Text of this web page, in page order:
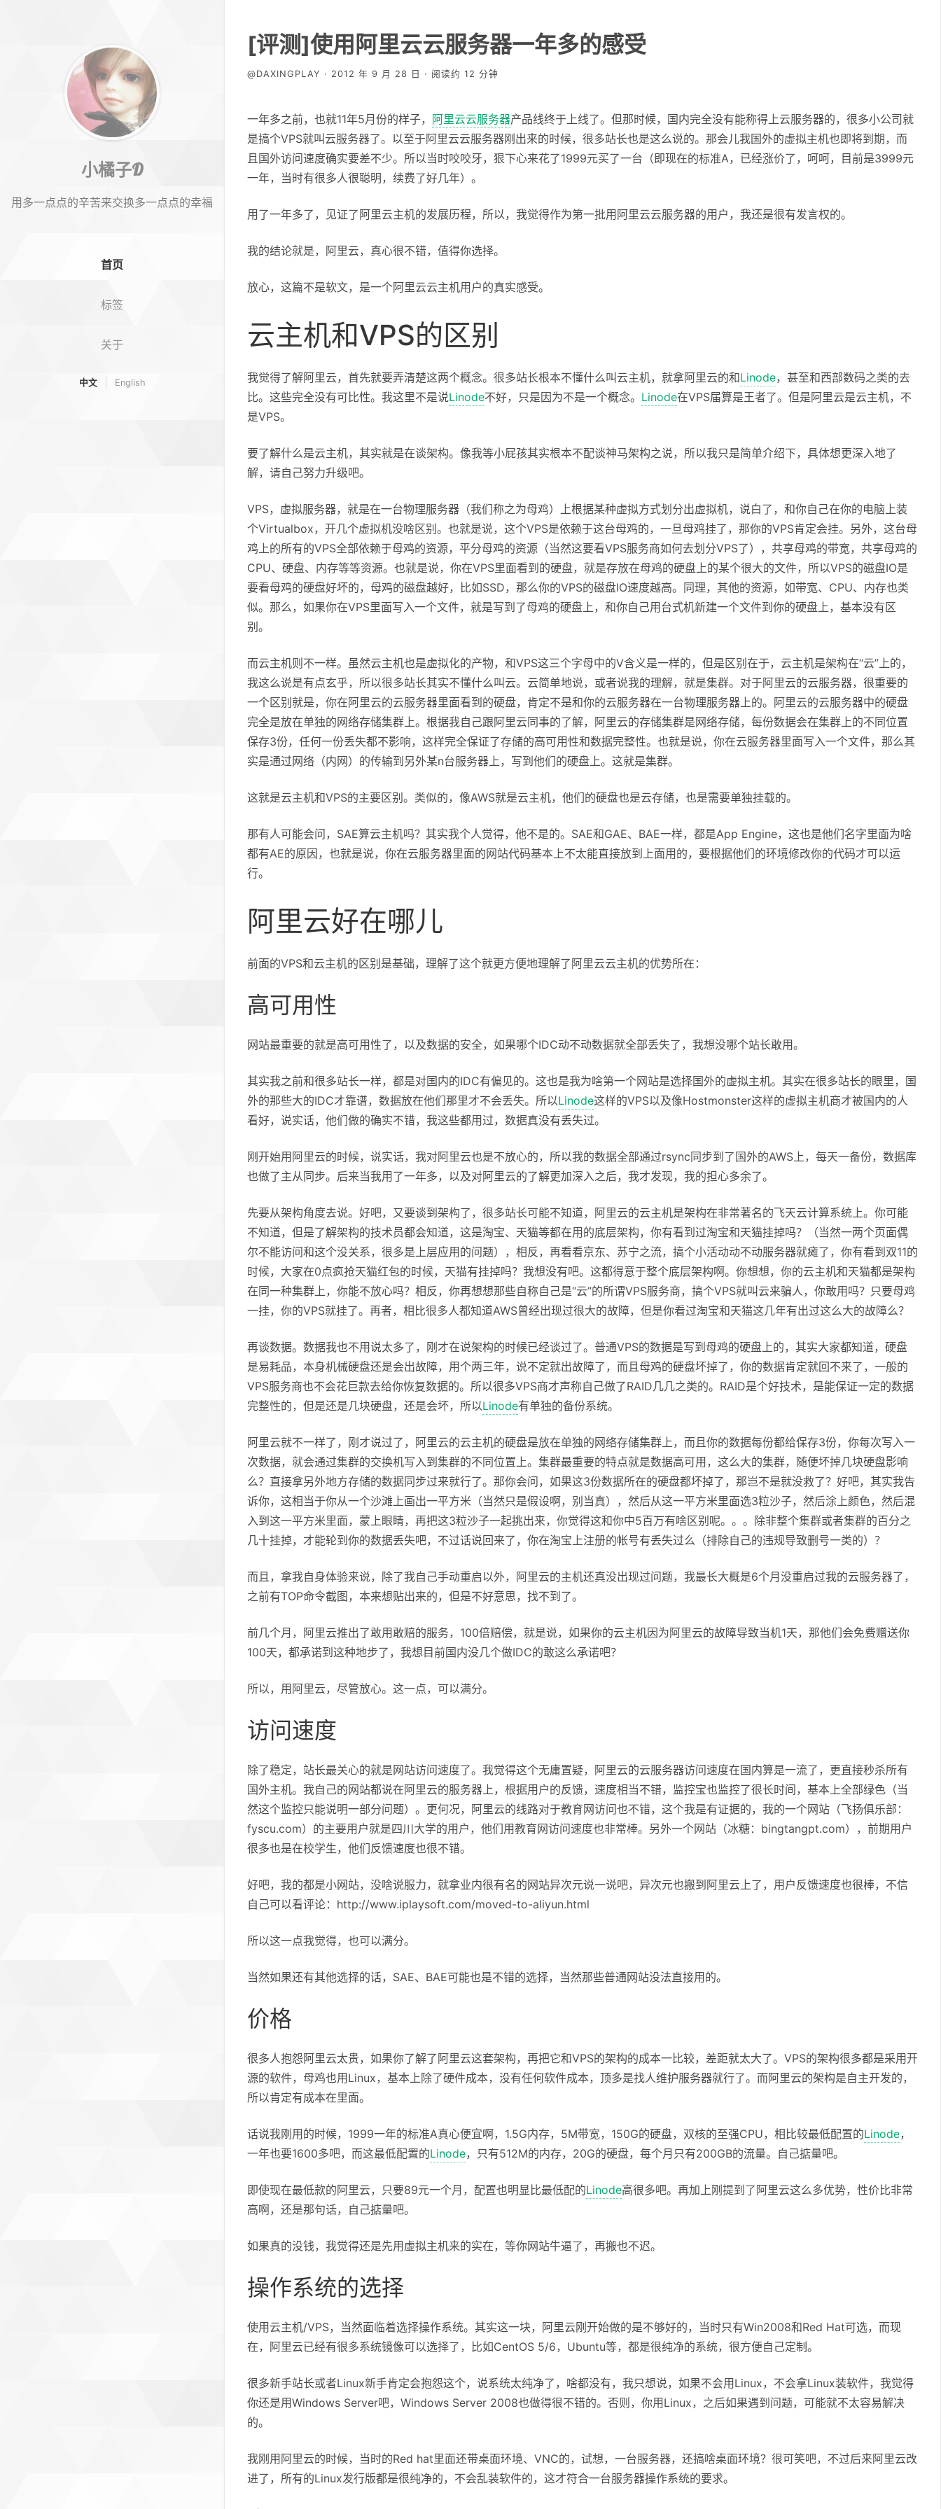
小橘子D
用多一点点的辛苦来交换多一点点的幸福
首页
标签
关于
中文 English
[评测]使用阿里云云服务器一年多的感受
@DAXINGPLAY · 2012 年 9 月 28 日 · 阅读约 12 分钟
一年多之前，也就11年5月份的样子， 阿里云云服务器产品线终于上线了。但那时候，国内完全没有能称得上云服务器的，很多小公司就
是搞个VPS就叫云服务器了。以至于阿里云云服务器刚出来的时候，很多站长也是这么说的。那会儿我国外的虚拟主机也即将到期，而
且国外访问速度确实要差不少。所以当时咬咬牙，狠下心来花了1999元买了一台（即现在的标准A，已经涨价了，呵呵，目前是3999元
一年，当时有很多人很聪明，续费了好几年）。
用了一年多了，见证了阿里云主机的发展历程，所以，我觉得作为第一批用阿里云云服务器的用户，我还是很有发言权的。
我的结论就是，阿里云，真心很不错，值得你选择。
放心，这篇不是软文，是一个阿里云云主机用户的真实感受。
云主机和VPS的区别
我觉得了解阿里云，首先就要弄清楚这两个概念。很多站长根本不懂什么叫云主机，就拿阿里云的和Linode，甚至和西部数码之类的去
比。这些完全没有可比性。我这里不是说Linode不好，只是因为不是一个概念。 Linode在VPS届算是王者了。但是阿里云是云主机，不
是VPS。
要了解什么是云主机，其实就是在谈架构。像我等小屁孩其实根本不配谈神马架构之说，所以我只是简单介绍下，具体想更深入地了
解，请自己努力升级吧。
VPS，虚拟服务器，就是在一台物理服务器（我们称之为母鸡）上根据某种虚拟方式划分出虚拟机，说白了，和你自己在你的电脑上装
个Virtualbox，开几个虚拟机没啥区别。也就是说，这个VPS是依赖于这台母鸡的，一旦母鸡挂了，那你的VPS肯定会挂。另外，这台母
鸡上的所有的VPS全部依赖于母鸡的资源，平分母鸡的资源（当然这要看VPS服务商如何去划分VPS了），共享母鸡的带宽，共享母鸡的
CPU、硬盘、内存等等资源。也就是说，你在VPS里面看到的硬盘，就是存放在母鸡的硬盘上的某个很大的文件，所以VPS的磁盘IO是
要看母鸡的硬盘好坏的，母鸡的磁盘越好，比如SSD，那么你的VPS的磁盘IO速度越高。同理，其他的资源，如带宽、CPU、内存也类
似。那么，如果你在VPS里面写入一个文件，就是写到了母鸡的硬盘上，和你自己用台式机新建一个文件到你的硬盘上，基本没有区
别。
而云主机则不一样。虽然云主机也是虚拟化的产物，和VPS这三个字母中的V含义是一样的，但是区别在于，云主机是架构在“云”上的，
我这么说是有点玄乎，所以很多站长其实不懂什么叫云。云简单地说，或者说我的理解，就是集群。对于阿里云的云服务器，很重要的
一个区别就是，你在阿里云的云服务器里面看到的硬盘，肯定不是和你的云服务器在一台物理服务器上的。阿里云的云服务器中的硬盘
完全是放在单独的网络存储集群上。根据我自己跟阿里云同事的了解，阿里云的存储集群是网络存储，每份数据会在集群上的不同位置
保存3份，任何一份丢失都不影响，这样完全保证了存储的高可用性和数据完整性。也就是说，你在云服务器里面写入一个文件，那么其
实是通过网络（内网）的传输到另外某n台服务器上，写到他们的硬盘上。这就是集群。
这就是云主机和VPS的主要区别。类似的，像AWS就是云主机，他们的硬盘也是云存储，也是需要单独挂载的。
那有人可能会问，SAE算云主机吗？其实我个人觉得，他不是的。SAE和GAE、BAE一样，都是App Engine，这也是他们名字里面为啥
都有AE的原因，也就是说，你在云服务器里面的网站代码基本上不太能直接放到上面用的，要根据他们的环境修改你的代码才可以运
行。
阿里云好在哪儿
前面的VPS和云主机的区别是基础，理解了这个就更方便地理解了阿里云云主机的优势所在：
高可用性
网站最重要的就是高可用性了，以及数据的安全，如果哪个IDC动不动数据就全部丢失了，我想没哪个站长敢用。
其实我之前和很多站长一样，都是对国内的IDC有偏见的。这也是我为啥第一个网站是选择国外的虚拟主机。其实在很多站长的眼里，国
外的那些大的IDC才靠谱，数据放在他们那里才不会丢失。所以Linode这样的VPS以及像Hostmonster这样的虚拟主机商才被国内的人
看好，说实话，他们做的确实不错，我这些都用过，数据真没有丢失过。
刚开始用阿里云的时候，说实话，我对阿里云也是不放心的，所以我的数据全部通过rsync同步到了国外的AWS上，每天一备份，数据库
也做了主从同步。后来当我用了一年多，以及对阿里云的了解更加深入之后，我才发现，我的担心多余了。
先要从架构角度去说。好吧，又要谈到架构了，很多站长可能不知道，阿里云的云主机是架构在非常著名的飞天云计算系统上。你可能
不知道，但是了解架构的技术员都会知道，这是淘宝、天猫等都在用的底层架构，你有看到过淘宝和天猫挂掉吗？（当然一两个页面偶
尔不能访问和这个没关系，很多是上层应用的问题），相反，再看看京东、苏宁之流，搞个小活动动不动服务器就瘫了，你有看到双11的
时候，大家在0点疯抢天猫红包的时候，天猫有挂掉吗？我想没有吧。这都得意于整个底层架构啊。你想想，你的云主机和天猫都是架构
在同一种集群上，你能不放心吗？相反，你再想想那些自称自己是“云”的所谓VPS服务商，搞个VPS就叫云来骗人，你敢用吗？只要母鸡
一挂，你的VPS就挂了。再者，相比很多人都知道AWS曾经出现过很大的故障，但是你看过淘宝和天猫这几年有出过这么大的故障么？
再谈数据。数据我也不用说太多了，刚才在说架构的时候已经谈过了。普通VPS的数据是写到母鸡的硬盘上的，其实大家都知道，硬盘
是易耗品，本身机械硬盘还是会出故障，用个两三年，说不定就出故障了，而且母鸡的硬盘坏掉了，你的数据肯定就回不来了，一般的
VPS服务商也不会花巨款去给你恢复数据的。所以很多VPS商才声称自己做了RAID几几之类的。RAID是个好技术，是能保证一定的数据
完整性的，但是还是几块硬盘，还是会坏，所以Linode有单独的备份系统。
阿里云就不一样了，刚才说过了，阿里云的云主机的硬盘是放在单独的网络存储集群上，而且你的数据每份都给保存3份，你每次写入一
次数据，就会通过集群的交换机写入到集群的不同位置上。集群最重要的特点就是数据高可用，这么大的集群，随便坏掉几块硬盘影响
么？直接拿另外地方存储的数据同步过来就行了。那你会问，如果这3份数据所在的硬盘都坏掉了，那岂不是就没救了？好吧，其实我告
诉你，这相当于你从一个沙滩上画出一平方米（当然只是假设啊，别当真），然后从这一平方米里面选3粒沙子，然后涂上颜色，然后混
入到这一平方米里面，蒙上眼睛，再把这3粒沙子一起挑出来，你觉得这和你中5百万有啥区别呢。。。除非整个集群或者集群的百分之
几十挂掉，才能轮到你的数据丢失吧，不过话说回来了，你在淘宝上注册的帐号有丢失过么（排除自己的违规导致删号一类的）？
而且，拿我自身体验来说，除了我自己手动重启以外，阿里云的主机还真没出现过问题，我最长大概是6个月没重启过我的云服务器了，
之前有TOP命令截图，本来想贴出来的，但是不好意思，找不到了。
前几个月，阿里云推出了敢用敢赔的服务，100倍赔偿，就是说，如果你的云主机因为阿里云的故障导致当机1天，那他们会免费赠送你
100天，都承诺到这种地步了，我想目前国内没几个做IDC的敢这么承诺吧？
所以，用阿里云，尽管放心。这一点，可以满分。
访问速度
除了稳定，站长最关心的就是网站访问速度了。我觉得这个无庸置疑，阿里云的云服务器访问速度在国内算是一流了，更直接秒杀所有
国外主机。我自己的网站都说在阿里云的服务器上，根据用户的反馈，速度相当不错，监控宝也监控了很长时间，基本上全部绿色（当
然这个监控只能说明一部分问题）。更何况，阿里云的线路对于教育网访问也不错，这个我是有证据的，我的一个网站（飞扬俱乐部：
fyscu.com）的主要用户就是四川大学的用户，他们用教育网访问速度也非常棒。另外一个网站（冰糖：bingtangpt.com），前期用户
很多也是在校学生，他们反馈速度也很不错。
好吧，我的都是小网站，没啥说服力，就拿业内很有名的网站异次元说一说吧，异次元也搬到阿里云上了，用户反馈速度也很棒，不信
自己可以看评论：http://www.iplaysoft.com/moved-to-aliyun.html
所以这一点我觉得，也可以满分。
当然如果还有其他选择的话，SAE、BAE可能也是不错的选择，当然那些普通网站没法直接用的。
价格
很多人抱怨阿里云太贵，如果你了解了阿里云这套架构，再把它和VPS的架构的成本一比较，差距就太大了。VPS的架构很多都是采用开
源的软件，母鸡也用Linux，基本上除了硬件成本，没有任何软件成本，顶多是找人维护服务器就行了。而阿里云的架构是自主开发的，
所以肯定有成本在里面。
话说我刚用的时候，1999一年的标准A真心便宜啊，1.5G内存，5M带宽，150G的硬盘，双核的至强CPU，相比较最低配置的Linode，
一年也要1600多吧，而这最低配置的Linode，只有512M的内存，20G的硬盘，每个月只有200GB的流量。自己掂量吧。
即使现在最低款的阿里云，只要89元一个月，配置也明显比最低配的Linode高很多吧。再加上刚提到了阿里云这么多优势，性价比非常
高啊，还是那句话，自己掂量吧。
如果真的没钱，我觉得还是先用虚拟主机来的实在，等你网站牛逼了，再搬也不迟。
操作系统的选择
使用云主机/VPS，当然面临着选择操作系统。其实这一块，阿里云刚开始做的是不够好的，当时只有Win2008和Red Hat可选，而现
在，阿里云已经有很多系统镜像可以选择了，比如CentOS 5/6，Ubuntu等，都是很纯净的系统，很方便自己定制。
很多新手站长或者Linux新手肯定会抱怨这个，说系统太纯净了，啥都没有，我只想说，如果不会用Linux，不会拿Linux装软件，我觉得
你还是用Windows Server吧，Windows Server 2008也做得很不错的。否则，你用Linux，之后如果遇到问题，可能就不太容易解决
的。
我刚用阿里云的时候，当时的Red hat里面还带桌面环境、VNC的，试想，一台服务器，还搞啥桌面环境？很可笑吧，不过后来阿里云改
进了，所有的Linux发行版都是很纯净的，不会乱装软件的，这才符合一台服务器操作系统的要求。